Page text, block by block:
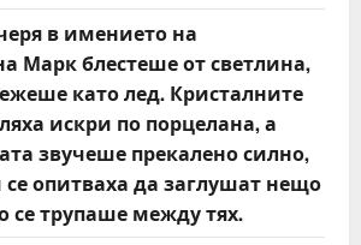
в имението на
Марк блестеше от светлина,
като лед. Кристалните
искри по порцелана, а
звучеше прекалено силно,
опитваха да заглушат нещо
се трупаше между тях.